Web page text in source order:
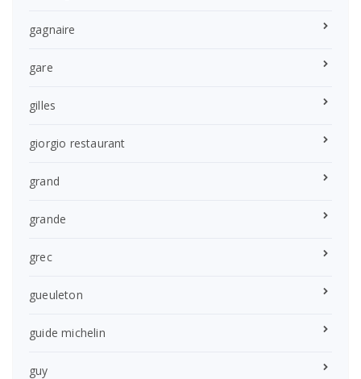
gagnaire
gare
gilles
giorgio restaurant
grand
grande
grec
gueuleton
guide michelin
guy